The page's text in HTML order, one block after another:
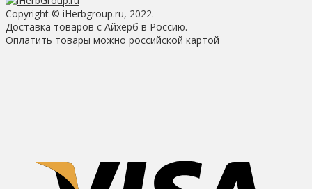
Copyright © iHerbgroup.ru, 2022.
Доставка товаров с Айхерб в Россию.
Оплатить товары можно российской картой